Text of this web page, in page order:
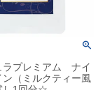
ラプレミアム ナイ
ン（ミルクティー風